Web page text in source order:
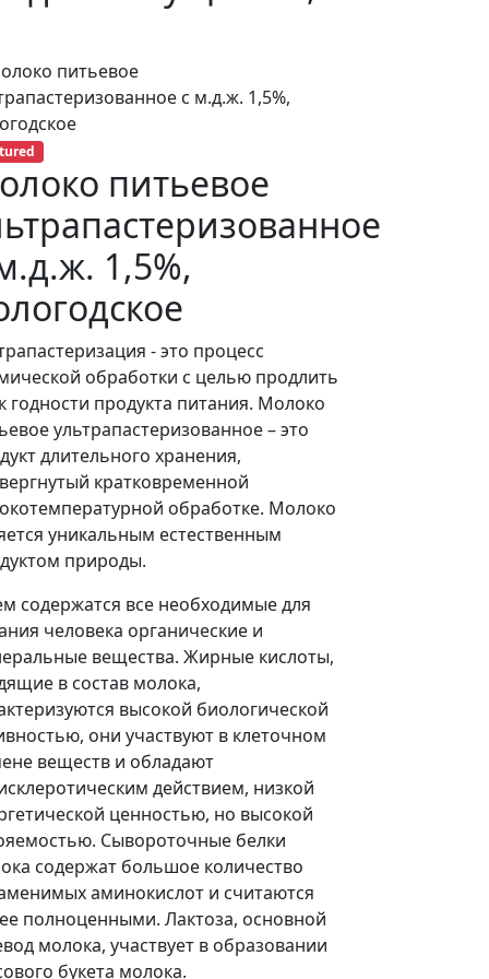
питьевое
1,5%,
- это процесс
обработки с целью продлить
годности продукта питания. Молоко
ультрапастеризованное – это
длительного хранения,
кратковременной
обработке. Молоко
уникальным естественным
природы.
содержатся все необходимые для
человека органические и
вещества. Жирные кислоты,
в состав молока,
высокой биологической
они участвуют в клеточном
веществ и обладают
действием, низкой
ценностью, но высокой
Сывороточные белки
содержат большое количество
аминокислот и считаются
полноценными. Лактоза, основной
молока, участвует в образовании
букета молока.